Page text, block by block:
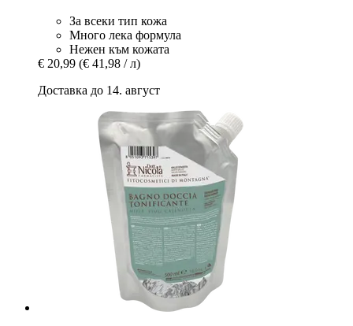
За всеки тип кожа
Много лека формула
Нежен към кожата
€ 20,99 (€ 41,98 / л)
Доставка до 14. август